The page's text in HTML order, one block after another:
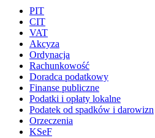
PIT
CIT
VAT
Akcyza
Ordynacja
Rachunkowość
Doradca podatkowy
Finanse publiczne
Podatki i opłaty lokalne
Podatek od spadków i darowizn
Orzeczenia
KSeF